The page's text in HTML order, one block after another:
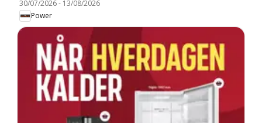
30/07/2026- 13/08/2026
Power